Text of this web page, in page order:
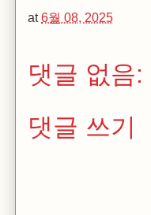
at6월 08, 2025
댓글 없음:
댓글 쓰기